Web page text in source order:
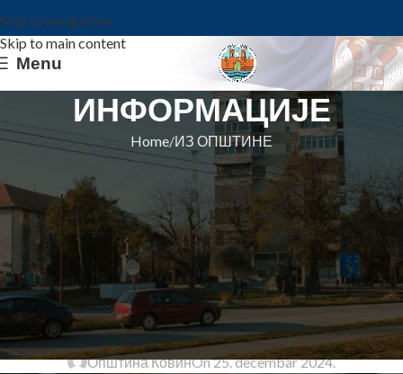
Skip to navigation
Skip to main content
Menu
ИНФОРМАЦИЈЕ
Home ИЗ ОПШТИНЕ
ИЗ ОПШТИНЕ
ТРЕЋА НАГРАДА И ПОХВАЛА
МРАМОРАЧКИМ ЂАЦИМА НА
РЕПУБЛИЧКОМ ТАКМИЧЕЊУ
,,МАТЕМАТИЧКА ИНТЕРНЕТ
ОЛИМПИЈАДА“
Општина КовинOn 25. decembar 2024.